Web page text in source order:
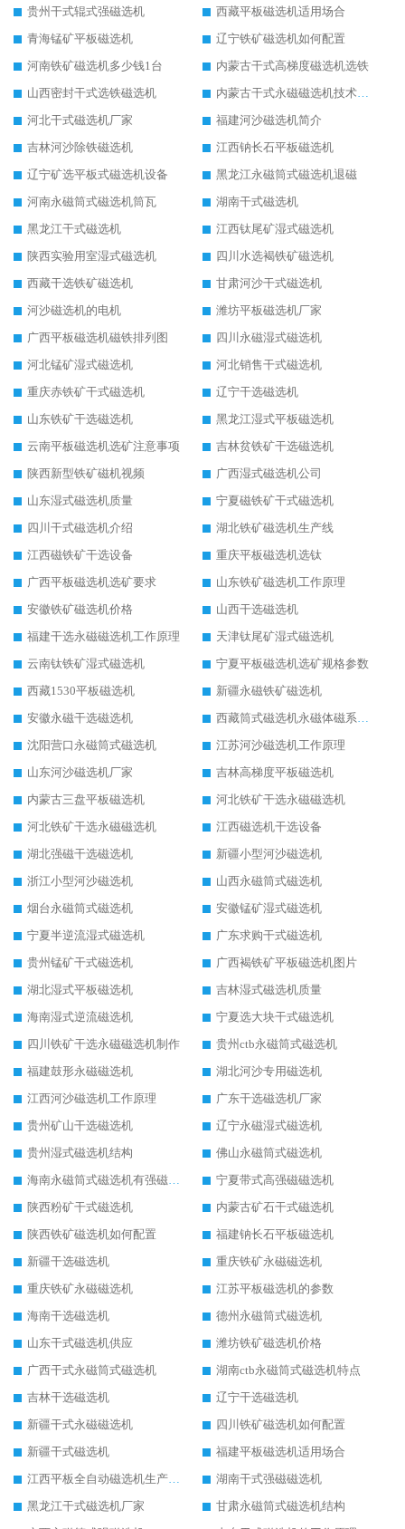
贵州干式辊式强磁选机
西藏平板磁选机适用场合
青海锰矿平板磁选机
辽宁铁矿磁选机如何配置
河南铁矿磁选机多少钱1台
内蒙古干式高梯度磁选机选铁
山西密封干式选铁磁选机
内蒙古干式永磁磁选机技术要求
河北干式磁选机厂家
福建河沙磁选机简介
吉林河沙除铁磁选机
江西钠长石平板磁选机
辽宁矿选平板式磁选机设备
黑龙江永磁筒式磁选机退磁
河南永磁筒式磁选机筒瓦
湖南干式磁选机
黑龙江干式磁选机
江西钛尾矿湿式磁选机
陕西实验用室湿式磁选机
四川水选褐铁矿磁选机
西藏干选铁矿磁选机
甘肃河沙干式磁选机
河沙磁选机的电机
潍坊平板磁选机厂家
广西平板磁选机磁铁排列图
四川永磁湿式磁选机
河北锰矿湿式磁选机
河北销售干式磁选机
重庆赤铁矿干式磁选机
辽宁干选磁选机
山东铁矿干选磁选机
黑龙江湿式平板磁选机
云南平板磁选机选矿注意事项
吉林贫铁矿干选磁选机
陕西新型铁矿磁机视频
广西湿式磁选机公司
山东湿式磁选机质量
宁夏磁铁矿干式磁选机
四川干式磁选机介绍
湖北铁矿磁选机生产线
江西磁铁矿干选设备
重庆平板磁选机选钛
广西平板磁选机选矿要求
山东铁矿磁选机工作原理
安徽铁矿磁选机价格
山西干选磁选机
福建干选永磁磁选机工作原理
天津钛尾矿湿式磁选机
云南钛铁矿湿式磁选机
宁夏平板磁选机选矿规格参数
西藏1530平板磁选机
新疆永磁铁矿磁选机
安徽永磁干选磁选机
西藏筒式磁选机永磁体磁系设计
沈阳营口永磁筒式磁选机
江苏河沙磁选机工作原理
山东河沙磁选机厂家
吉林高梯度平板磁选机
内蒙古三盘平板磁选机
河北铁矿干选永磁磁选机
河北铁矿干选永磁磁选机
江西磁选机干选设备
湖北强磁干选磁选机
新疆小型河沙磁选机
浙江小型河沙磁选机
山西永磁筒式磁选机
烟台永磁筒式磁选机
安徽锰矿湿式磁选机
宁夏半逆流湿式磁选机
广东求购干式磁选机
贵州锰矿干式磁选机
广西褐铁矿平板磁选机图片
湖北湿式平板磁选机
吉林湿式磁选机质量
海南湿式逆流磁选机
宁夏选大块干式磁选机
四川铁矿干选永磁磁选机制作
贵州ctb永磁筒式磁选机
福建鼓形永磁磁选机
湖北河沙专用磁选机
江西河沙磁选机工作原理
广东干选磁选机厂家
贵州矿山干选磁选机
辽宁永磁湿式磁选机
贵州湿式磁选机结构
佛山永磁筒式磁选机
海南永磁筒式磁选机有强磁的吗
宁夏带式高强磁磁选机
陕西粉矿干式磁选机
内蒙古矿石干式磁选机
陕西铁矿磁选机如何配置
福建钠长石平板磁选机
新疆干选磁选机
重庆铁矿永磁磁选机
重庆铁矿永磁磁选机
江苏平板磁选机的参数
海南干选磁选机
德州永磁筒式磁选机
山东干式磁选机供应
潍坊铁矿磁选机价格
广西干式永磁筒式磁选机
湖南ctb永磁筒式磁选机特点
吉林干选磁选机
辽宁干选磁选机
新疆干式永磁磁选机
四川铁矿磁选机如何配置
新疆干式磁选机
福建平板磁选机适用场合
江西平板全自动磁选机生产厂家
湖南干式强磁磁选机
黑龙江干式磁选机厂家
甘肃永磁筒式磁选机结构